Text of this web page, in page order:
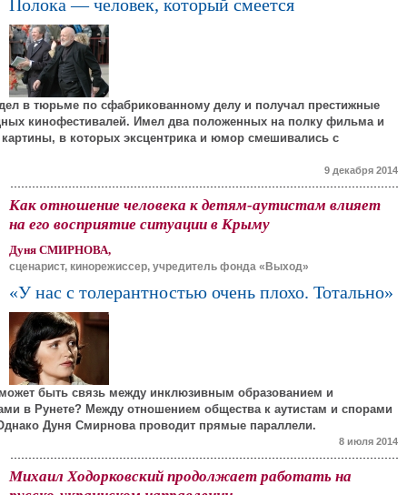
Полока — человек, который смеется
в тюрьме по сфабрикованному делу и получал престижные
кинофестивалей. Имел два положенных на полку фильма и
в которых эксцентрика и юмор смешивались с
9 декабря 2014
Как отношение человека к детям-аутистам влияет
на его восприятие ситуации в Крыму
Дуня СМИРНОВА,
сценарист, кинорежиссер, учредитель фонда «Выход»
«У нас с толерантностью очень плохо. Тотально»
быть связь между инклюзивным образованием и
в Рунете? Между отношением общества к аутистам и спорами
Дуня Смирнова проводит прямые параллели.
8 июля 2014
Михаил Ходорковский продолжает работать на